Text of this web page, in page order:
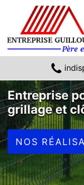
Entreprise
grillage et
NOS